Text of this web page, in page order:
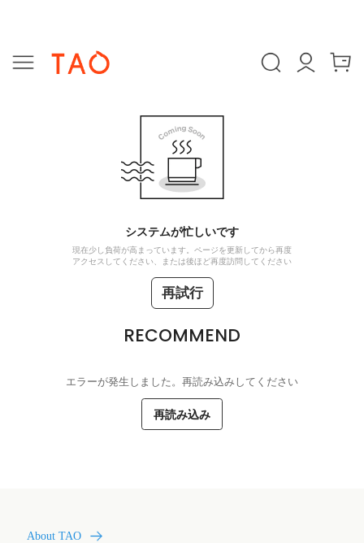
システムが忙しいです
現在少し負荷が高まっています。ページを更新してから再度
アクセスしてください、または後ほど再度訪問してください
再試行
RECOMMEND
エラーが発生しました。再読み込みしてください
再読み込み
About TAO